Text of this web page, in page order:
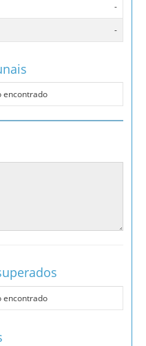
-
-
encontrado
encontrado